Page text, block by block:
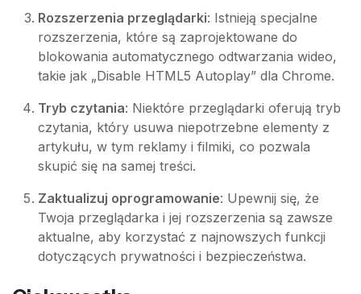
Rozszerzenia przeglądarki: Istnieją specjalne
rozszerzenia, które są zaprojektowane do
blokowania automatycznego odtwarzania wideo,
takie jak „Disable HTML5 Autoplay” dla Chrome.
Tryb czytania: Niektóre przeglądarki oferują tryb
czytania, który usuwa niepotrzebne elementy z
artykułu, w tym reklamy i filmiki, co pozwala
skupić się na samej treści.
Zaktualizuj oprogramowanie: Upewnij się, że
Twoja przeglądarka i jej rozszerzenia są zawsze
aktualne, aby korzystać z najnowszych funkcji
dotyczących prywatności i bezpieczeństwa.